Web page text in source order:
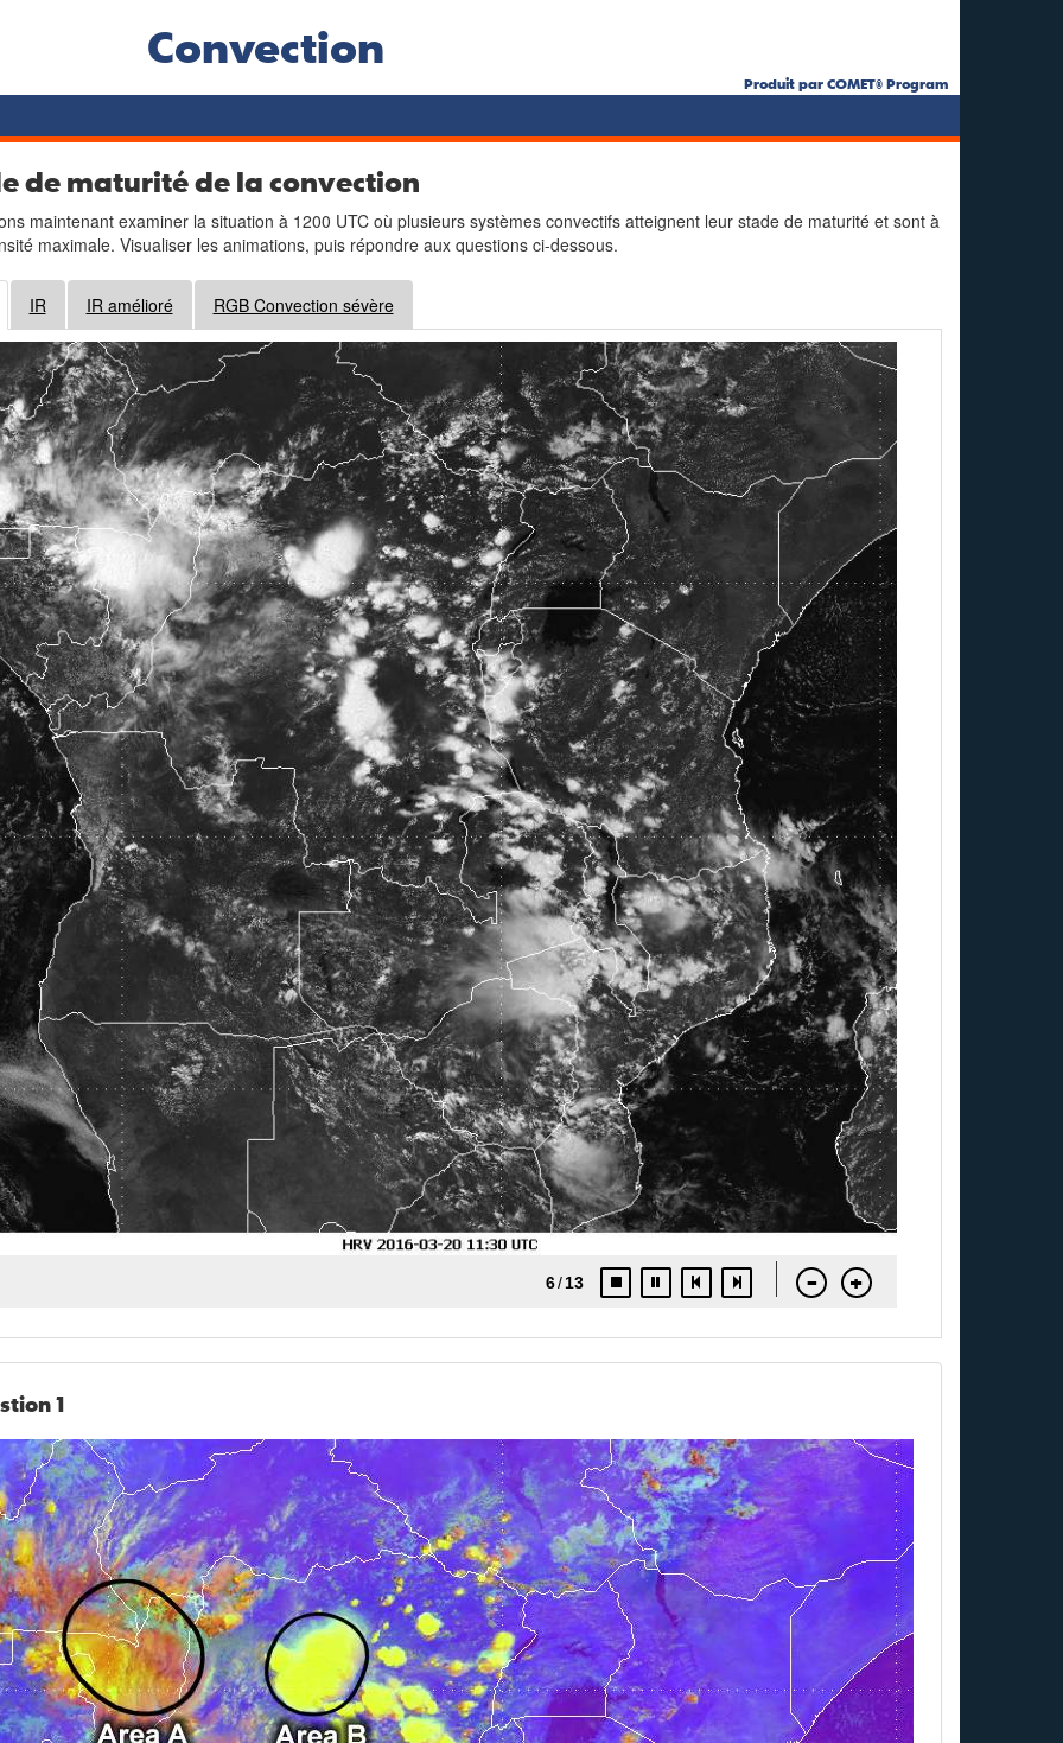
Convection
Produit par COMET® Program
de maturité de la convection
maintenant examiner la situation à 1200 UTC où plusieurs systèmes convectifs atteignent leur stade de maturité et sont à
maximale. Visualiser les animations, puis répondre aux questions ci-dessous.
IR IR amélioré RGB Convection sévère
1